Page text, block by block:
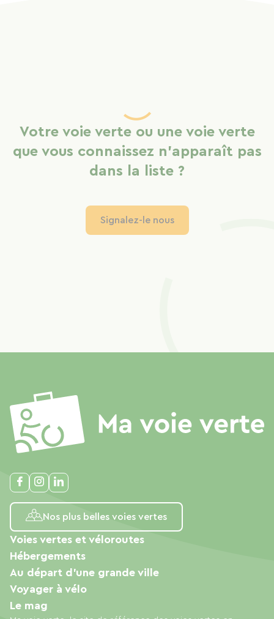
Votre voie verte ou une voie verte
que vous connaissez n'apparaît pas
dans la liste ?
Signalez-le nous
Nos plus belles voies vertes
Voies vertes et véloroutes
Hébergements
Au départ d'une grande ville
Voyager à vélo
Le mag